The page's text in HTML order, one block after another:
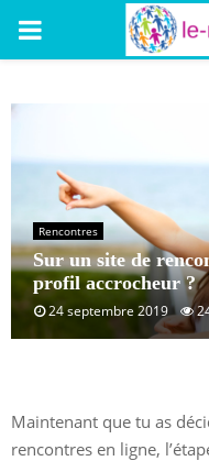
PRIMARY
Rencontres
Sur un site de
profil accrocheur ?
24 septembre 2019
Maintenant que tu as
rencontres en ligne,